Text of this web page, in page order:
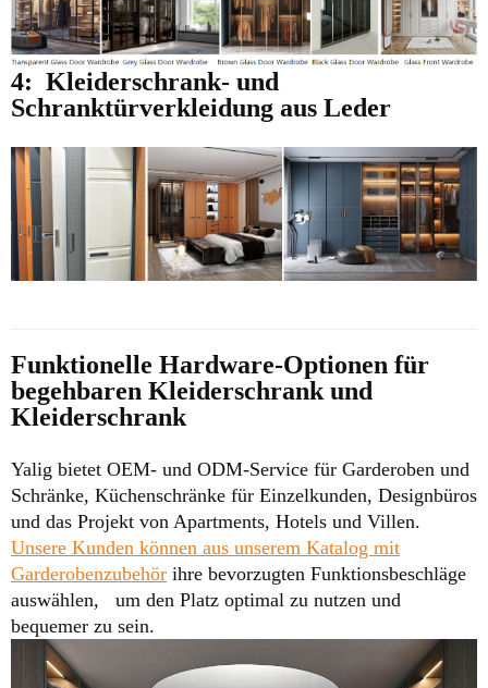
4: Kleiderschrank- und
Schranktürverkleidung aus Leder
Funktionelle Hardware-Optionen für
begehbaren Kleiderschrank und
Kleiderschrank
Yalig bietet OEM- und ODM-Service für Garderoben und
Schränke, Küchenschränke für Einzelkunden, Designbüros
und das Projekt von Apartments, Hotels und Villen.
Unsere Kunden können aus unserem Katalog mit
Garderobenzubehör ihre bevorzugten Funktionsbeschläge
auswählen, um den Platz optimal zu nutzen und
bequemer zu sein.